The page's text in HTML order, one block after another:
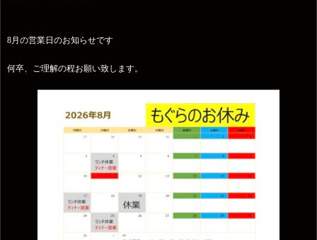
8月の営業日のお知らせです
何卒、ご理解の程お願い致します。